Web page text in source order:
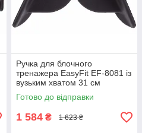
Ручка для блочного
тренажера EasyFit EF-8081 із
вузьким хватом 31 см
(сталева, PU-покриття)
Готово до відправки
1 584 ₴ 1 623 ₴